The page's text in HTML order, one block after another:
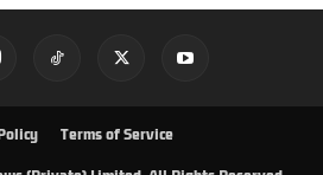
Terms of Service